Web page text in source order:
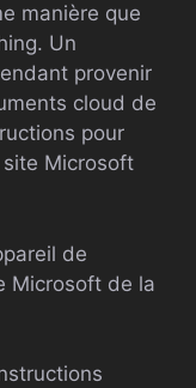
manière que
Un
provenir
cloud de
pour
Microsoft
de
Microsoft de la